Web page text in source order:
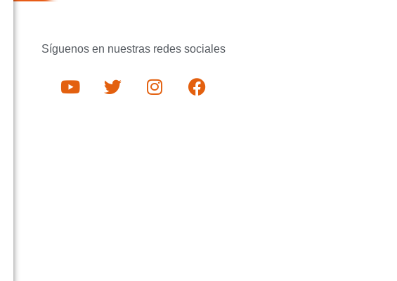
Síguenos en nuestras redes sociales